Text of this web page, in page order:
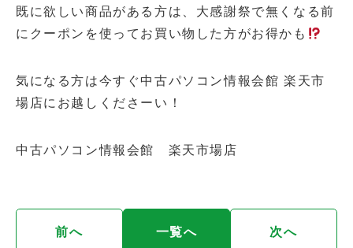
既に欲しい商品がある方は、大感謝祭で無くなる前
にクーポンを使ってお買い物した方がお得かも
気になる方は今すぐ中古パソコン情報会館 楽天市
場店にお越しくださーい！
中古パソコン情報会館 楽天市場店
前へ 一覧へ 次へ